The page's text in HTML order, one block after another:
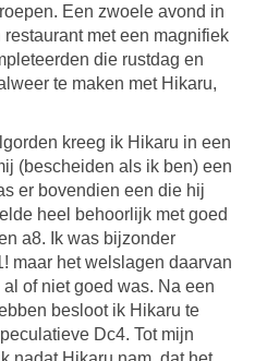
Een zwoele avond in
met een magnifiek
die rustdag en
te maken met Hikaru,
kreeg ik Hikaru in een
(bescheiden als ik ben) een
er bovendien een die hij
heel behoorlijk met goed
a8. Ik was bijzonder
maar het welslagen daarvan
of niet goed was. Na een
besloot ik Hikaru te
Dc4. Tot mijn